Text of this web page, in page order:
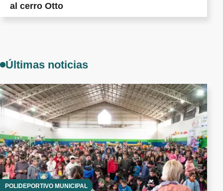
al cerro Otto
Últimas noticias
POLIDEPORTIVO MUNICIPAL